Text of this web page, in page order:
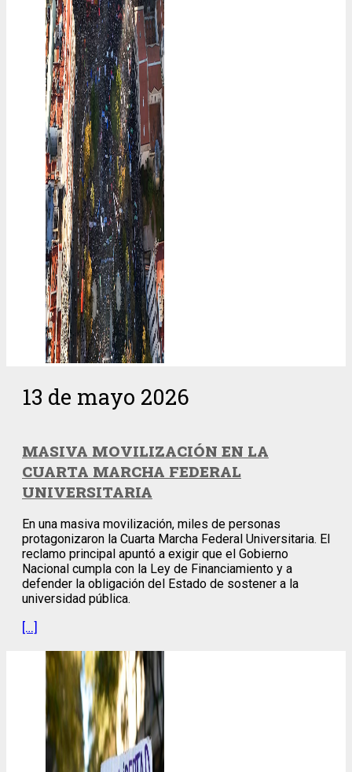
13 de mayo 2026
MASIVA MOVILIZACIÓN EN LA
CUARTA MARCHA FEDERAL
UNIVERSITARIA
En una masiva movilización, miles de personas
protagonizaron la Cuarta Marcha Federal Universitaria. El
reclamo principal apuntó a exigir que el Gobierno
Nacional cumpla con la Ley de Financiamiento y a
defender la obligación del Estado de sostener a la
universidad pública.
[…]